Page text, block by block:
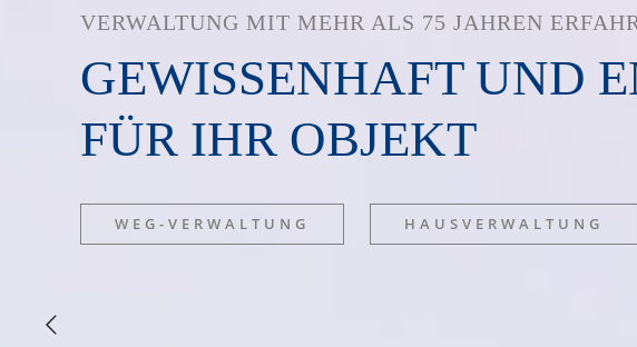
VERWALTUNG MIT MEHR ALS 75 JAHREN
GEWISSENHAFT UND
FÜR IHR OBJEKT
WEG-VERWALTUNG HAUSVERWALTUNG